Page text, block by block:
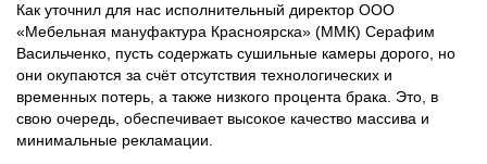
Как уточнил для нас исполнительный директор ООО
«Мебельная мануфактура Красноярска» (ММК) Серафим
Васильченко, пусть содержать сушильные камеры дорого, но
они окупаются за счёт отсутствия технологических и
временных потерь, а также низкого процента брака. Это, в
свою очередь, обеспечивает высокое качество массива и
минимальные рекламации.